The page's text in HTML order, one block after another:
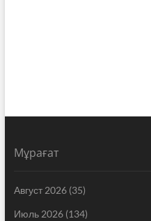
Мұрағат
Август 2026(35)
Июль 2026(134)